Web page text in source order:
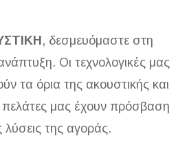
, δεσμευόμαστε στη
Οι τεχνολογικές μας
τα όρια της ακουστικής και
πελάτες μας έχουν πρόσβαση
λύσεις της αγοράς.